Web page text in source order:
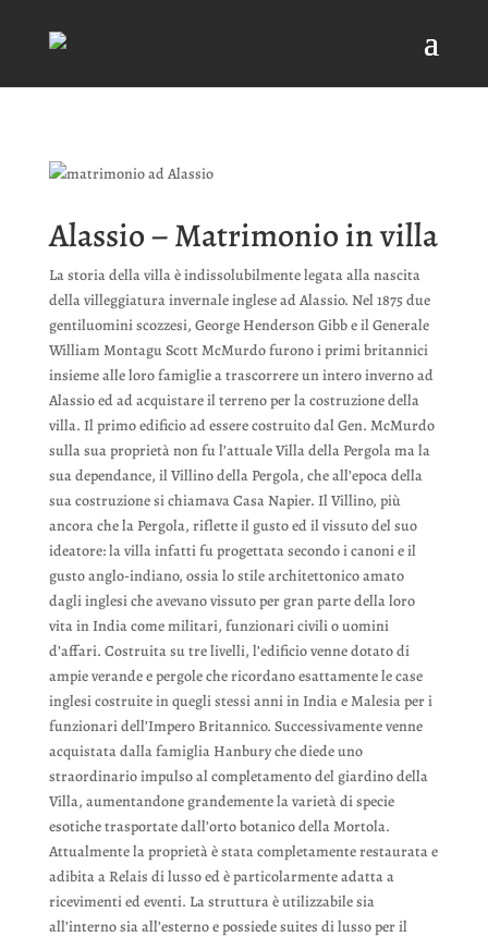
Alassio – Matrimonio in villa
La storia della villa è indissolubilmente legata alla nascita
della villeggiatura invernale inglese ad Alassio. Nel 1875 due
gentiluomini scozzesi, George Henderson Gibb e il Generale
William Montagu Scott McMurdo furono i primi britannici
insieme alle loro famiglie a trascorrere un intero inverno ad
Alassio ed ad acquistare il terreno per la costruzione della
villa. Il primo edificio ad essere costruito dal Gen. McMurdo
sulla sua proprietà non fu l’attuale Villa della Pergola ma la
sua dependance, il Villino della Pergola, che all’epoca della
sua costruzione si chiamava Casa Napier. Il Villino, più
ancora che la Pergola, riflette il gusto ed il vissuto del suo
ideatore: la villa infatti fu progettata secondo i canoni e il
gusto anglo-indiano, ossia lo stile architettonico amato
dagli inglesi che avevano vissuto per gran parte della loro
vita in India come militari, funzionari civili o uomini
d’affari. Costruita su tre livelli, l’edificio venne dotato di
ampie verande e pergole che ricordano esattamente le case
inglesi costruite in quegli stessi anni in India e Malesia per i
funzionari dell’Impero Britannico. Successivamente venne
acquistata dalla famiglia Hanbury che diede uno
straordinario impulso al completamento del giardino della
Villa, aumentandone grandemente la varietà di specie
esotiche trasportate dall’orto botanico della Mortola.
Attualmente la proprietà è stata completamente restaurata e
adibita a Relais di lusso ed è particolarmente adatta a
ricevimenti ed eventi. La struttura è utilizzabile sia
all’interno sia all’esterno e possiede suites di lusso per il